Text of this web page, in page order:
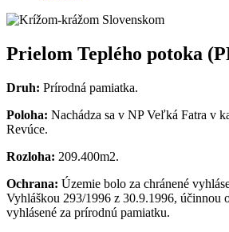
Prielom Teplého potoka
Druh: Prírodná pamiatka.
Poloha: Nachádza sa v NP Veľká Fatra v
Revúce.
Rozloha: 209.400m2.
Ochrana: Územie bolo za chránené
Vyhláškou 293/1996 z 30.9.1996, účinnou
vyhlásené za prírodnú pamiatku.